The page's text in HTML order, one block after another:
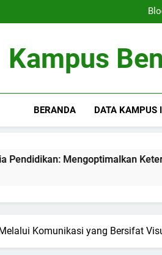
Kampus
BERANDA DATA KAMPUS
Keterbukaan dan
Komunikasi yang Bersifat